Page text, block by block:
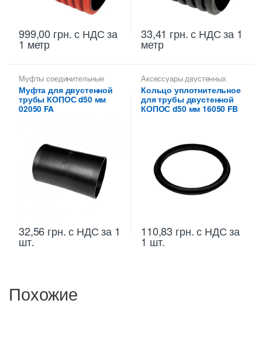
999,00 грн.с НДС за
1 метр
33,41 грн.с НДС за 1
метр
Муфты соединительные
KOPOS
Муфта для двустенной
трубы КОПОС d50 мм
02050 FA
32,56 грн.с НДС за 1
шт.
Аксессуары двустенных
труб Кольца
уплотнительные KOPOS
Кольцо уплотнительное
для трубы двустенной
КОПОС d50 мм 16050 FB
110,83 грн.с НДС за
1 шт.
Похожие